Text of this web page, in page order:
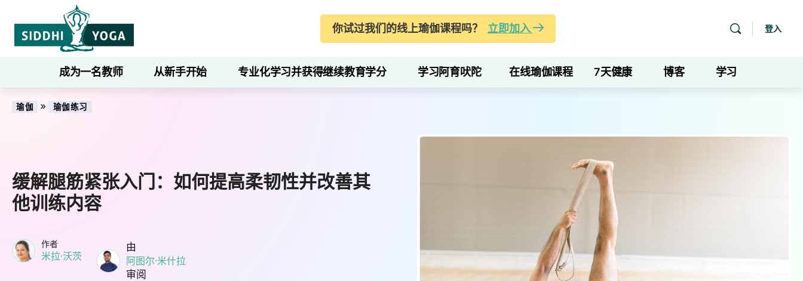
你试过我们的线上瑜伽课程吗？ 立即加入 登入
成为一名教师 从新手开始 专业化学习并获得继续教育学分 学习阿育吠陀 在线瑜伽课程 7天健康 博客 学习
瑜伽 » 瑜伽练习
缓解腿筋紧张入门：如何提高柔韧性并改善其
他训练内容
作者
米拉·沃茨
由
阿图尔·米什拉
审阅